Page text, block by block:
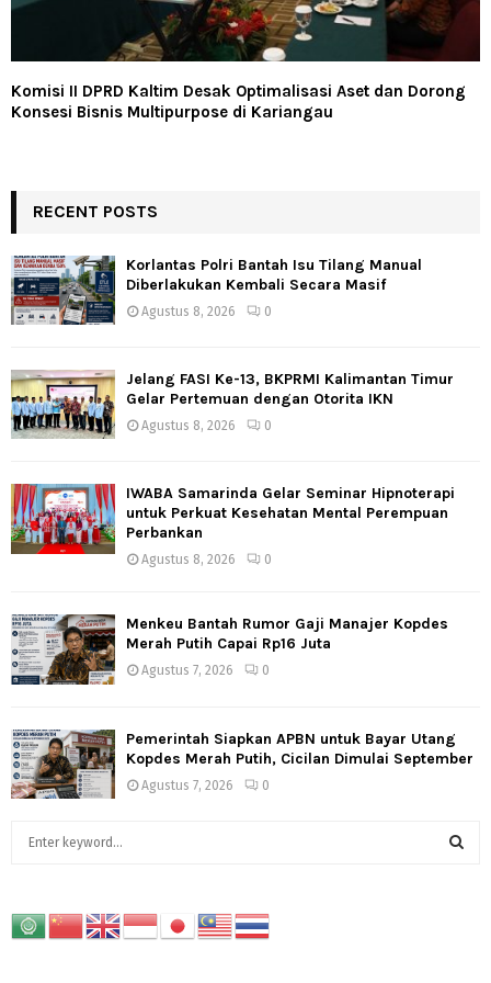
Komisi II DPRD Kaltim Desak Optimalisasi Aset dan Dorong
Konsesi Bisnis Multipurpose di Kariangau
RECENT POSTS
Korlantas Polri Bantah Isu Tilang Manual
Diberlakukan Kembali Secara Masif
Agustus 8, 2026 0
Jelang FASI Ke-13, BKPRMI Kalimantan Timur
Gelar Pertemuan dengan Otorita IKN
Agustus 8, 2026 0
IWABA Samarinda Gelar Seminar Hipnoterapi
untuk Perkuat Kesehatan Mental Perempuan
Perbankan
Agustus 8, 2026 0
Menkeu Bantah Rumor Gaji Manajer Kopdes
Merah Putih Capai Rp16 Juta
Agustus 7, 2026 0
Pemerintah Siapkan APBN untuk Bayar Utang
Kopdes Merah Putih, Cicilan Dimulai September
Agustus 7, 2026 0
c